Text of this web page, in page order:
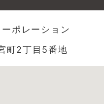
ポレーション
町2丁目5番地